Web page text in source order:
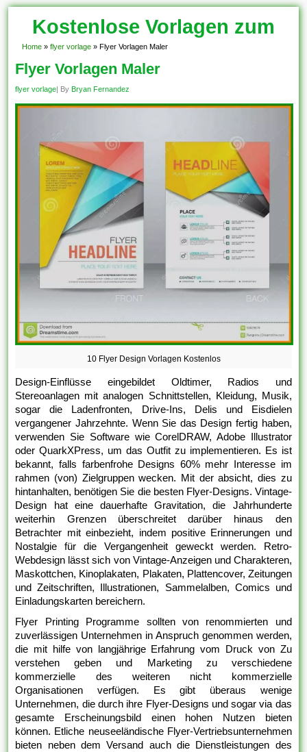
Kostenlose Vorlagen zum
Download!
Home » flyer vorlage » Flyer Vorlagen Maler
Flyer Vorlagen Maler
flyer vorlage| By Bryan Fernandez
10 Flyer Design Vorlagen Kostenlos
Design-Einflüsse eingebildet Oldtimer, Radios und
Stereoanlagen mit analogen Schnittstellen, Kleidung, Musik,
sogar die Ladenfronten, Drive-Ins, Delis und Eisdielen
vergangener Jahrzehnte. Wenn Sie das Design fertig haben,
verwenden Sie Software wie CorelDRAW, Adobe Illustrator
oder QuarkXPress, um das Outfit zu implementieren. Es ist
bekannt, falls farbenfrohe Designs 60% mehr Interesse im
rahmen (von) Zielgruppen wecken. Mit der absicht, dies zu
hintanhalten, benötigen Sie die besten Flyer-Designs. Vintage-
Design hat eine dauerhafte Gravitation, die Jahrhunderte
weiterhin Grenzen überschreitet darüber hinaus den
Betrachter mit einbezieht, indem positive Erinnerungen und
Nostalgie für die Vergangenheit geweckt werden. Retro-
Webdesign lässt sich von Vintage-Anzeigen und Charakteren,
Maskottchen, Kinoplakaten, Plakaten, Plattencover, Zeitungen
und Zeitschriften, Illustrationen, Sammelalben, Comics und
Einladungskarten bereichern.
Flyer Printing Programme sollten von renommierten und
zuverlässigen Unternehmen in Anspruch genommen werden,
die mit hilfe von langjährige Erfahrung vom Druck von Zu
verstehen geben und Marketing zu verschiedene
kommerzielle des weiteren nicht kommerzielle
Organisationen verfügen. Es gibt überaus wenige
Unternehmen, die durch ihre Flyer-Designs und sogar via das
gesamte Erscheinungsbild einen hohen Nutzen bieten
können. Etliche neuseeländische Flyer-Vertriebsunternehmen
bieten neben dem Versand auch die Dienstleistungen des